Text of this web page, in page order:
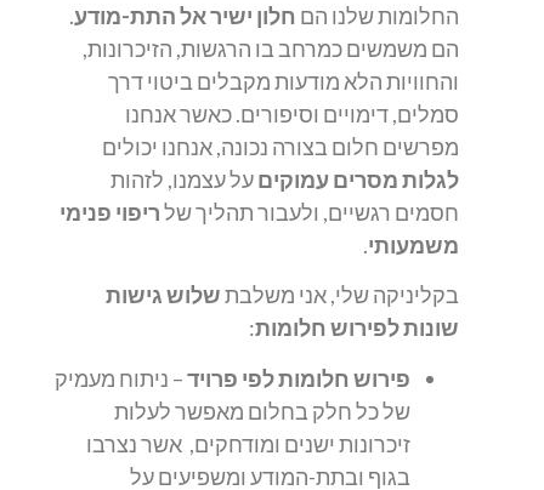
החלומות שלנו הם חלון ישיר אל התת-מודע.
הם משמשים כמרחב בו הרגשות, הזיכרונות,
והחוויות הלא מודעות מקבלים ביטוי דרך
סמלים, דימויים וסיפורים. כאשר אנחנו
מפרשים חלום בצורה נכונה, אנחנו יכולים
לגלות מסרים עמוקיםעל עצמנו, לזהות
חסמים רגשיים, ולעבור תהליך שלריפוי פנימי
משמעותי.
בקליניקה שלי, אני משלבתשלוש גישות
שונות לפירוש חלומות:
פירוש חלומות לפי פרויד– ניתוח מעמיק
של כל חלק בחלום מאפשר לעלות
זיכרונות ישנים ומודחקים, אשר נצרבו
בגוף ובתת-המודע ומשפיעים על